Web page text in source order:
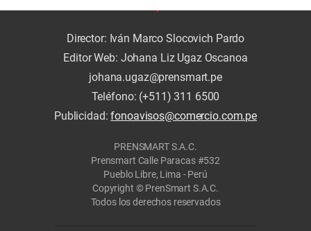
Director: Iván Marco Slocovich Pardo
Editor Web: Johana Liz Ugaz Oscanoa
johana.ugaz@prensmart.pe
Teléfono: (+511) 311 6500
Publicidad:fonoavisos@comercio.com.pe
PRENSMART S.A.C.
Prensmart Calle Paracas #532
Pueblo Libre, Lima - Perú
Copyright © PrenSmart S.A.C.
Todos los derechos reservados